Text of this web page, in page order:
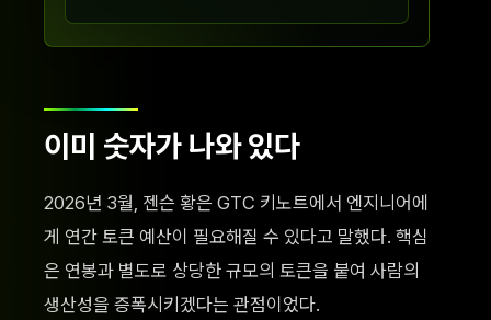
이미 숫자가 나와 있다
2026년 3월, 젠슨 황은 GTC 키노트에서 엔지니어에
게 연간 토큰 예산이 필요해질 수 있다고 말했다. 핵심
은 연봉과 별도로 상당한 규모의 토큰을 붙여 사람의
생산성을 증폭시키겠다는 관점이었다.